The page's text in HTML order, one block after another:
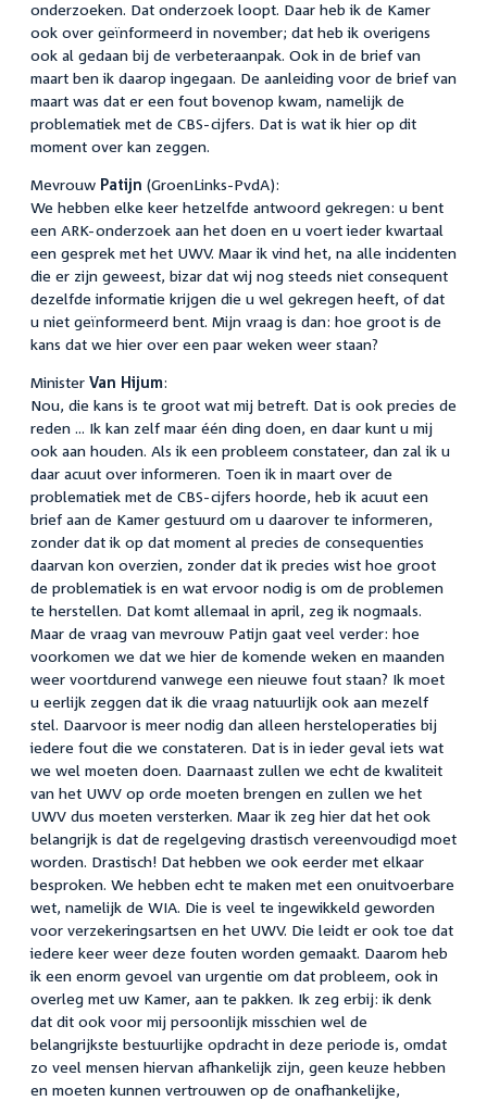
onderzoeken. Dat onderzoek loopt. Daar heb ik de Kamer
ook over geïnformeerd in november; dat heb ik overigens
ook al gedaan bij de verbeteraanpak. Ook in de brief van
maart ben ik daarop ingegaan. De aanleiding voor de brief van
maart was dat er een fout bovenop kwam, namelijk de
problematiek met de CBS-cijfers. Dat is wat ik hier op dit
moment over kan zeggen.
Mevrouw Patijn (GroenLinks-PvdA):
We hebben elke keer hetzelfde antwoord gekregen: u bent
een ARK-onderzoek aan het doen en u voert ieder kwartaal
een gesprek met het UWV. Maar ik vind het, na alle incidenten
die er zijn geweest, bizar dat wij nog steeds niet consequent
dezelfde informatie krijgen die u wel gekregen heeft, of dat
u niet geïnformeerd bent. Mijn vraag is dan: hoe groot is de
kans dat we hier over een paar weken weer staan?
Minister Van Hijum:
Nou, die kans is te groot wat mij betreft. Dat is ook precies de
reden ... Ik kan zelf maar één ding doen, en daar kunt u mij
ook aan houden. Als ik een probleem constateer, dan zal ik u
daar acuut over informeren. Toen ik in maart over de
problematiek met de CBS-cijfers hoorde, heb ik acuut een
brief aan de Kamer gestuurd om u daarover te informeren,
zonder dat ik op dat moment al precies de consequenties
daarvan kon overzien, zonder dat ik precies wist hoe groot
de problematiek is en wat ervoor nodig is om de problemen
te herstellen. Dat komt allemaal in april, zeg ik nogmaals.
Maar de vraag van mevrouw Patijn gaat veel verder: hoe
voorkomen we dat we hier de komende weken en maanden
weer voortdurend vanwege een nieuwe fout staan? Ik moet
u eerlijk zeggen dat ik die vraag natuurlijk ook aan mezelf
stel. Daarvoor is meer nodig dan alleen hersteloperaties bij
iedere fout die we constateren. Dat is in ieder geval iets wat
we wel moeten doen. Daarnaast zullen we echt de kwaliteit
van het UWV op orde moeten brengen en zullen we het
UWV dus moeten versterken. Maar ik zeg hier dat het ook
belangrijk is dat de regelgeving drastisch vereenvoudigd moet
worden. Drastisch! Dat hebben we ook eerder met elkaar
besproken. We hebben echt te maken met een onuitvoerbare
wet, namelijk de WIA. Die is veel te ingewikkeld geworden
voor verzekeringsartsen en het UWV. Die leidt er ook toe dat
iedere keer weer deze fouten worden gemaakt. Daarom heb
ik een enorm gevoel van urgentie om dat probleem, ook in
overleg met uw Kamer, aan te pakken. Ik zeg erbij: ik denk
dat dit ook voor mij persoonlijk misschien wel de
belangrijkste bestuurlijke opdracht in deze periode is, omdat
zo veel mensen hiervan afhankelijk zijn, geen keuze hebben
en moeten kunnen vertrouwen op de onafhankelijke,